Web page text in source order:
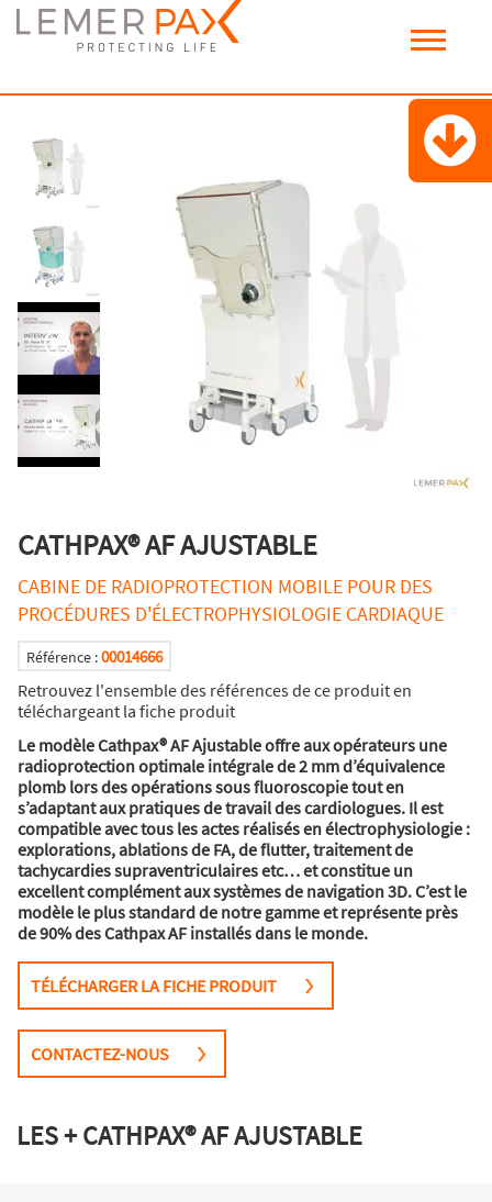
CATHPAX® AF AJUSTABLE
CABINE DE RADIOPROTECTION MOBILE POUR DES
PROCÉDURES D'ÉLECTROPHYSIOLOGIE CARDIAQUE
Référence :00014666
Retrouvez l'ensemble des références de ce produit en
téléchargeant la fiche produit
Le modèle Cathpax® AF Ajustable offre aux opérateurs une
radioprotection optimale intégrale de 2 mm d’équivalence
plomb lors des opérations sous fluoroscopie tout en
s’adaptant aux pratiques de travail des cardiologues. Il est
compatible avec tous les actes réalisés en électrophysiologie :
explorations, ablations de FA, de flutter, traitement de
tachycardies supraventriculaires etc… et constitue un
excellent complément aux systèmes de navigation 3D. C’est le
modèle le plus standard de notre gamme et représente près
de 90% des Cathpax AF installés dans le monde.
TÉLÉCHARGER LA FICHE PRODUIT
CONTACTEZ-NOUS
LES + CATHPAX® AF AJUSTABLE